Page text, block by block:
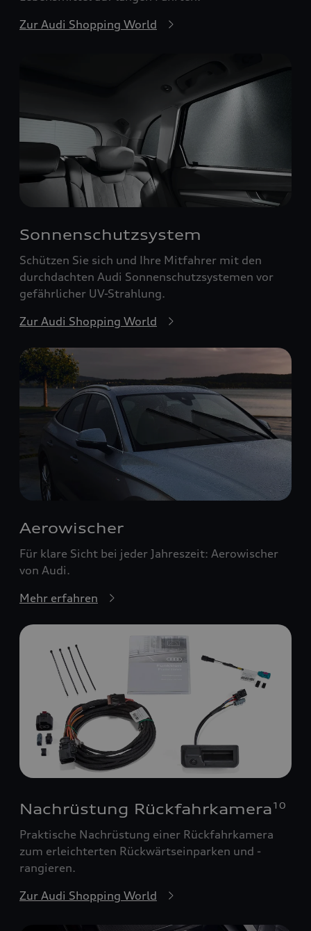
Zur Audi Shopping World
Sonnenschutzsystem
Schützen Sie sich und Ihre Mitfahrer mit den
durchdachten Audi Sonnenschutzsystemen vor
gefährlicher UV-Strahlung.
Zur Audi Shopping World
Aerowischer
Für klare Sicht bei jeder Jahreszeit: Aerowischer
von Audi.
Mehr erfahren
Nachrüstung Rückfahrkamera 10
Praktische Nachrüstung einer Rückfahrkamera
zum erleichterten Rückwärtseinparken und -
rangieren.
Zur Audi Shopping World